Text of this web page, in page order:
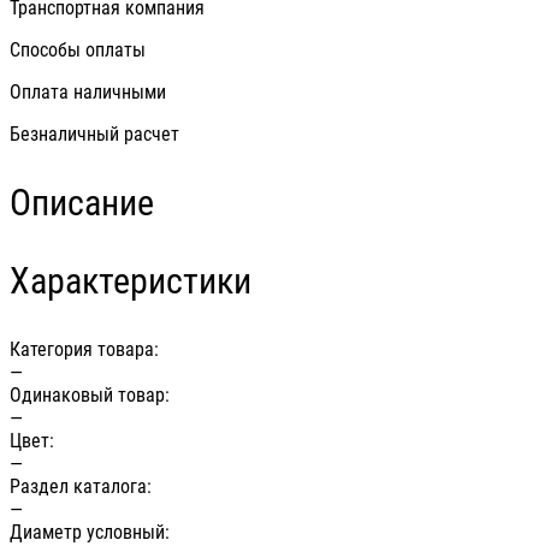
Транспортная компания
Способы оплаты
Оплата наличными
Безналичный расчет
Описание
Характеристики
Категория товара:
—
Одинаковый товар:
—
Цвет:
—
Раздел каталога:
—
Диаметр условный: